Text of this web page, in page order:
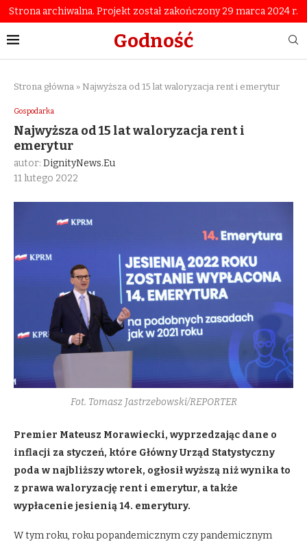
Strona archiwalna. Projekt został zakończony 29 marca 2024 r.
Godność
Strona główna » Najwyższa od 15 lat waloryzacja rent i emerytur
Gospodarka
Najwyższa od 15 lat waloryzacja rent i
emerytur
autor: DignityNews.eu
11 lutego 2022
Fot. Tomasz Jastrzebowski/REPORTER
Premier Mateusz Morawiecki, wyprzedzając dane o
inflacji za styczeń, które Główny Urząd Statystyczny
poda w najbliższy wtorek, ogłosił wyższą niż wynika to
z prawa waloryzację rent i emerytur, a także
wypłacenie jesienią 14. emerytury.
W tym roku, roku popandemicznym czy pandemicznym